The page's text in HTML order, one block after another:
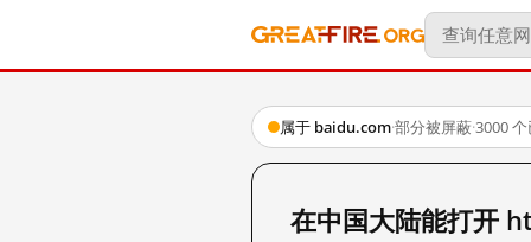
属于 baidu.com·部分被屏蔽·3000
在中国大陆能打开